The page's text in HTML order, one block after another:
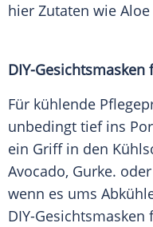
hier Zutaten wie Aloe
DIY-
Für kühlende
unbedingt tief ins
ein Griff in den
Avocado, Gurke. oder
wenn es ums
DIY-